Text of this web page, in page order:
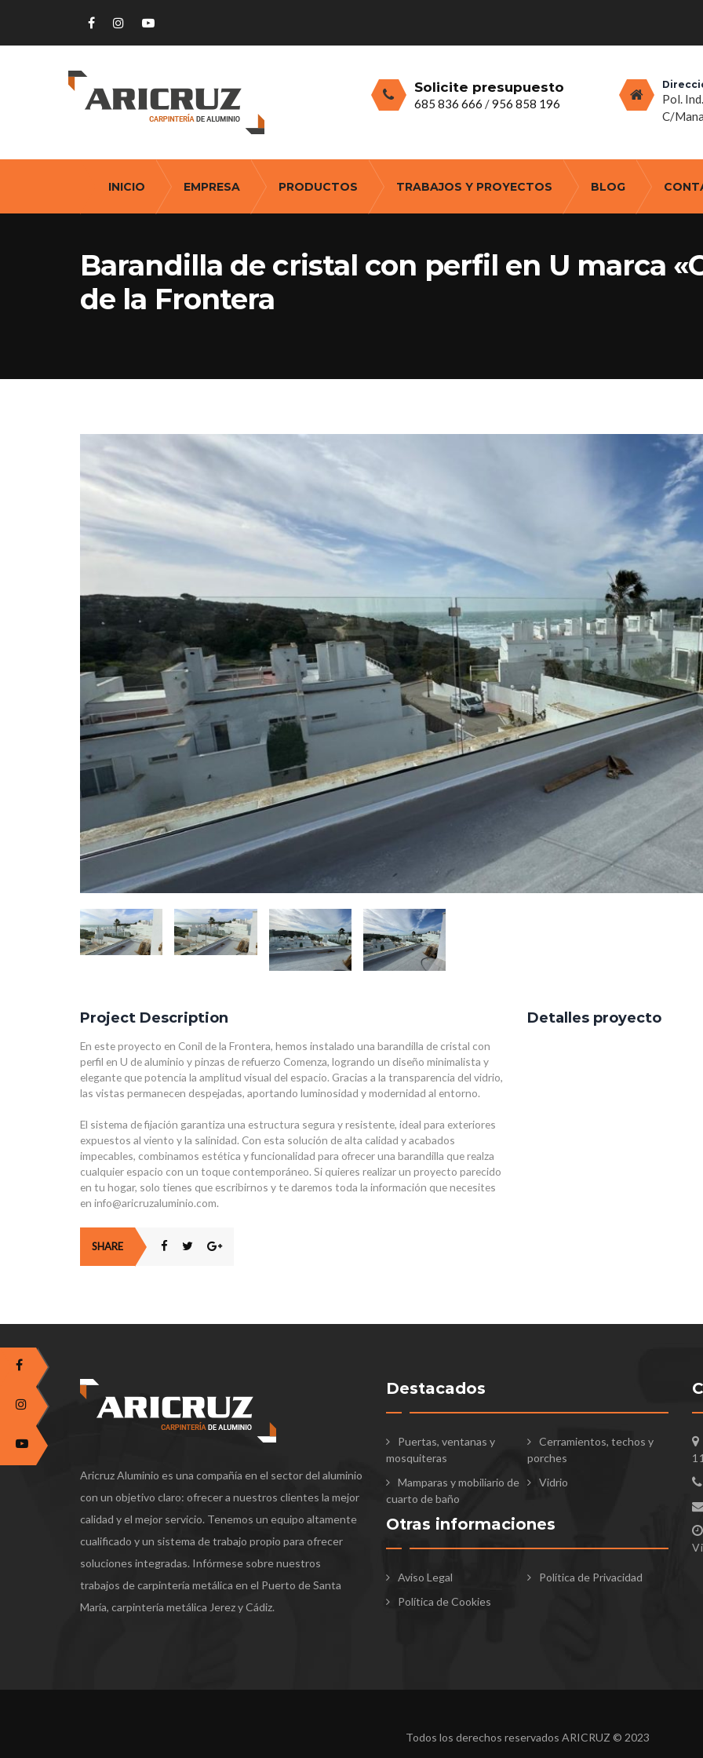
Solicite presupuesto
685 836 666 /956 858 196
Pol.
C/
INICIO EMPRESA PRODUCTOS TRABAJOS Y PROYECTOS BLOG
Barandilla de cristal con perfil en U marca
de la Frontera
Project Description
En este proyecto en Conil de la Frontera, hemos instalado una barandilla de cristal con
perfil en U de aluminio y pinzas de refuerzo Comenza, logrando un diseño minimalista y
elegante que potencia la amplitud visual del espacio. Gracias a la transparencia del vidrio,
las vistas permanecen despejadas, aportando luminosidad y modernidad al entorno.
El sistema de fijación garantiza una estructura segura y resistente, ideal para exteriores
expuestos al viento y la salinidad. Con esta solución de alta calidad y acabados
impecables, combinamos estética y funcionalidad para ofrecer una barandilla que realza
cualquier espacio con un toque contemporáneo. Si quieres realizar un proyecto parecido
en tu hogar, solo tienes que escribirnos y te daremos toda la información que necesites
en info@aricruzaluminio.com.
Detalles proyecto
SHARE
Aricruz Aluminio es una compañía en el sector del aluminio
con un objetivo claro: ofrecer a nuestros clientes la mejor
calidad y el mejor servicio. Tenemos un equipo altamente
cualificado y un sistema de trabajo propio para ofrecer
soluciones integradas. Infórmese sobre nuestros
trabajos de carpintería metálica en el Puerto de Santa
María, carpintería metálica Jerez y Cádiz.
Destacados
Puertas, ventanas y
mosquiteras
Cerramientos, techos y
porches
Mamparas y mobiliario de
cuarto de baño
Vidrio
Otras informaciones
Aviso Legal
Política de Privacidad
Política de Cookies
Todos los derechos reservados ARICRUZ © 2023